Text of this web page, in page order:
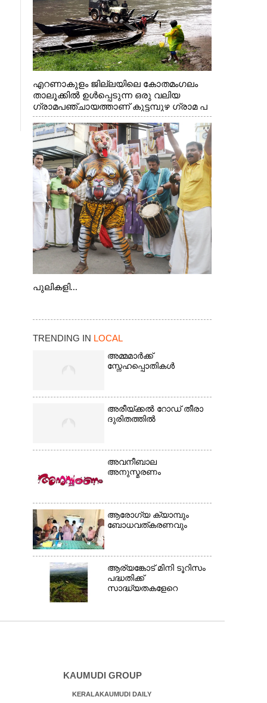
എറണാകുളം ജില്ലയിലെ കോതമംഗലം
താലൂക്കിൽ ഉൾപ്പെടുന്ന ഒരു വലിയ
ഗ്രാമപഞ്ചായത്താണ് കുട്ടമ്പുഴ ഗ്രാമ പ
ഞ്ചായത്ത്. ആദിവാസി ഊരുകളായ
വെള്ളാരംകുത്ത്, കത്തിപ്പാറ, ഉറിയംപെട്ടി,
തേക്കല്ല്, വെട്ടിക്കല്ല്, മഞ്ചപ്പാറ എന്നീ
ആറു സ്ഥലങ്ങളിലേക്കുള്ള പ്രധാന
സഞ്ചാര മാർഗമാണ് ഈ കാണുന്ന
കടത്ത് വള്ളം
പുലികളി...
TRENDING IN LOCAL
അമ്മമാർക്ക്
സ്നേഹപ്പൊതികൾ
അരീയ്ക്കൽ റോഡ് തീരാ
ദുരിതത്തിൽ
അവനീബാല
അനുസ്മരണം
ആരോഗ്യ ക്യാമ്പും
ബോധവത്കരണവും
ആര്യങ്കോട് മിനി ടൂറിസം
പദ്ധതിക്ക്
സാദ്ധ്യതകളേറെ
KAUMUDI GROUP
KERALAKAUMUDI DAILY